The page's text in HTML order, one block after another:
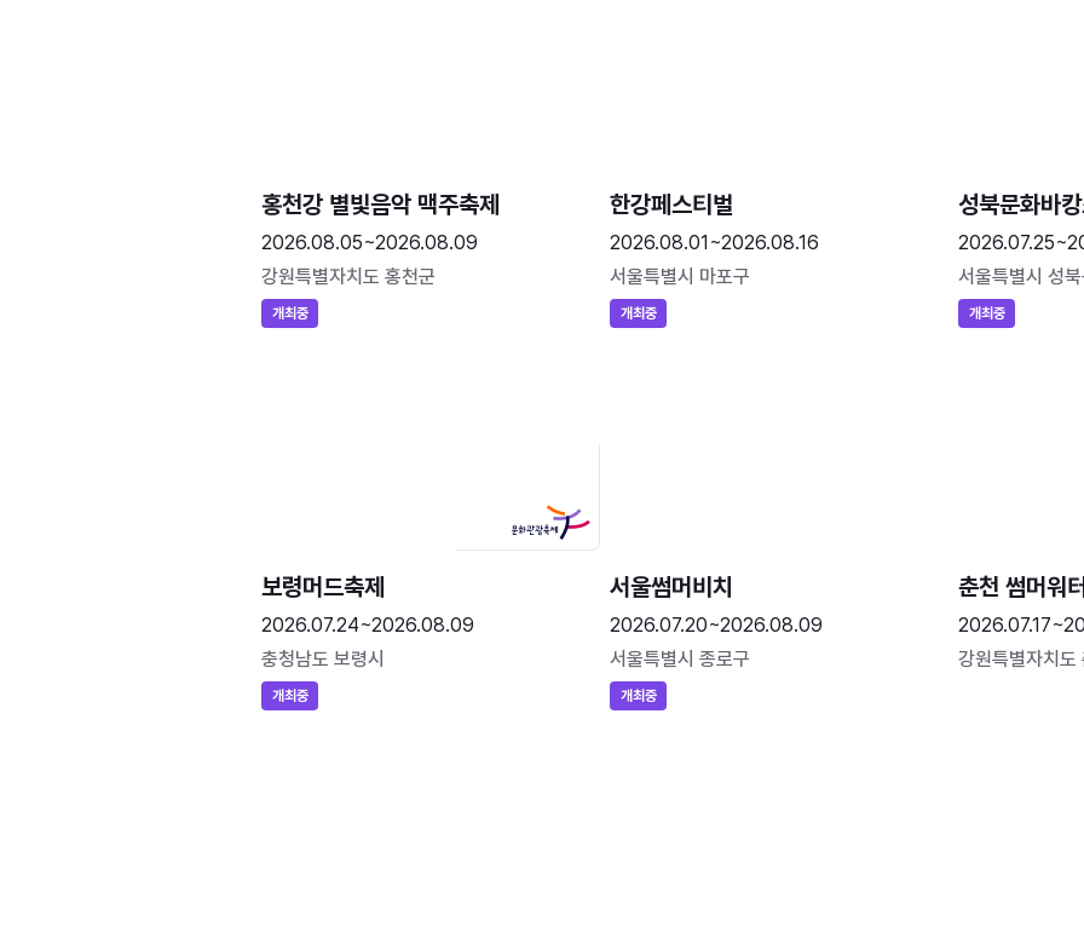
홍천강 별빛음악 맥주축제
2026.08.05~2026.08.09
강원특별자치도 홍천군
한강페스티벌
2026.08.01~2026.08.16
서울특별시 마포구
성북문화바
서울특별시 성
개최중
보령머드축제
2026.07.24~2026.08.09
충청남도 보령시
개최중
서울썸머비치
2026.07.20~2026.08.09
서울특별시 종로구
개최중
춘천 썸머워
강원특별자치도
개최중 개최중